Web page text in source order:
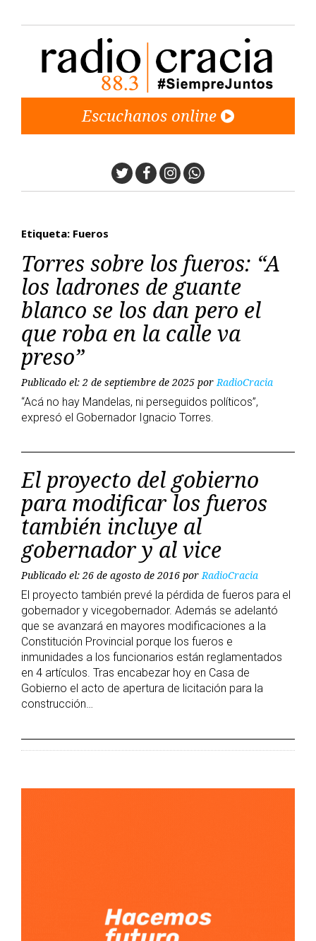
Escuchanos online
TwitterFacebook
Instagram
Whatsapp
Etiqueta: Fueros
Torres sobre los fueros: “A
los ladrones de guante
blanco se los dan pero el
que roba en la calle va
preso”
Publicado el: 2 de septiembre de 2025 porRadioCracia
“Acá no hay Mandelas, ni perseguidos políticos”,
expresó el Gobernador Ignacio Torres.
El proyecto del gobierno
para modificar los fueros
también incluye al
gobernador y al vice
Publicado el: 26 de agosto de 2016 porRadioCracia
El proyecto también prevé la pérdida de fueros para el
gobernador y vicegobernador. Además se adelantó
que se avanzará en mayores modificaciones a la
Constitución Provincial porque los fueros e
inmunidades a los funcionarios están reglamentados
en 4 artículos. Tras encabezar hoy en Casa de
Gobierno el acto de apertura de licitación para la
construcción…